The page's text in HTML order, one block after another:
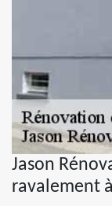
Jason
ravalement